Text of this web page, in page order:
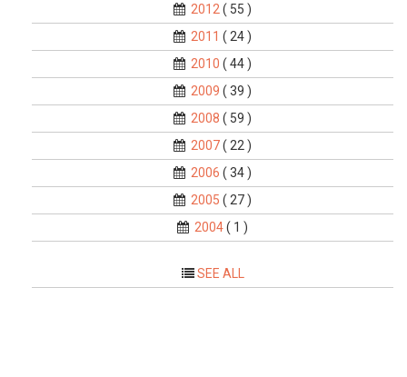
2012 ( 55 )
2011 ( 24 )
2010 ( 44 )
2009 ( 39 )
2008 ( 59 )
2007( 22 )
2006 ( 34 )
2005 ( 27 )
2004( 1 )
SEE ALL